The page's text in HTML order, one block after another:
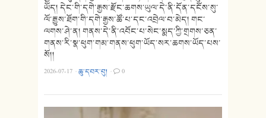
ཡོད། དེང་གི་དགེ་རྒྱས་རྫོང་ཆགས་ཡུལ་དེ་ནི་དོན་དངོས་སུ་
ལོ་རྒྱུས་ཐོག་གི་དགེ་རྒྱས་ཚོ་པ་དང་འབྲེལ་བ་མེད། གང་
ལགས་ཤེ་ན། གནས་དེ་ནི་འབོང་པ་སེང་སྨད་ཀྱི་གྲགས་ཅན་
གནས་རི་སྣ་ཕུག་གམ་གནས་ཕུག་ཡོད་སར་ཆགས་ཡོད་པས་
སོ།།
2026-07-17 ·ཆུ་དབར་བུ། · 0